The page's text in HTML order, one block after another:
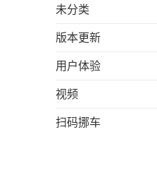
未分类
版本更新
用户体验
视频
扫码挪车